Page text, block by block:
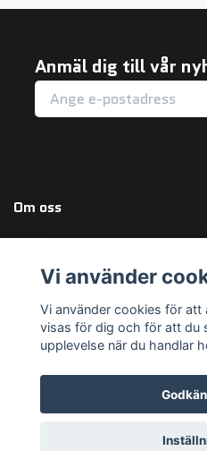
Anmäl dig till vår
Om oss
Sociala medier
© 2026 Maximum
Vi använder
Vi använder cookies för att
visas för dig och för att du
upplevelse när du handlar